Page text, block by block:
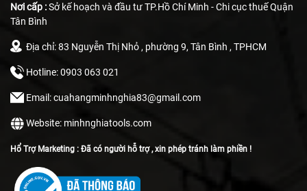
Nơi cấp :Sở kế hoạch và đầu tư TP.Hồ Chí Minh - Chi cục thuế Quận
Tân Bình
Địa chỉ: 83 Nguyễn Thị Nhỏ , phường 9, Tân Bình , TPHCM
Hotline: 0903 063 021
Email: cuahangminhnghia83@gmail.com
Website: minhnghiatools.com
Hổ Trợ Marketing : Đã có người hỗ trợ , xin phép tránh làm phiền !